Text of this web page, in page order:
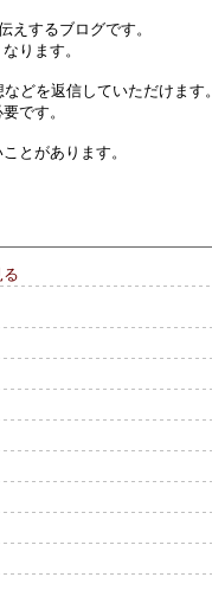
えするブログです。
ります。
どを返信していただけます。
です。
とがあります。